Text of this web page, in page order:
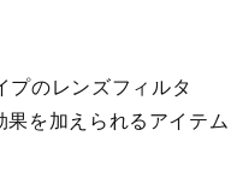
プのレンズフィルタ
を加えられるアイテム